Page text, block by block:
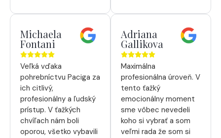
Michaela
Fontani
Veľká vďaka
pohrebníctvu Paciga za
ich citlivý,
profesionálny a ľudský
prístup. V ťažkých
chvíľach nám boli
oporou, všetko vybavili
Adriana
Gallikova
Maximálna
profesionálna úroveň. V
tento ťažký
emocionálny moment
sme vôbec nevedeli
koho si vybrať a som
veľmi rada že som si